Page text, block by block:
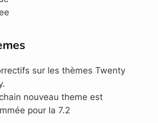
sur les thèmes Twenty
nouveau theme est
pour la 7.2